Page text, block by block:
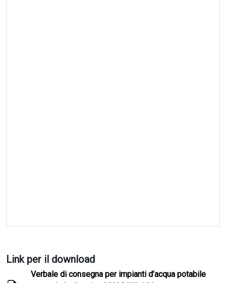
Link per il download
Verbale di consegna per impianti d’acqua potabile